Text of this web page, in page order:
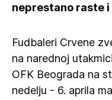
neprestano raste
Fudbaleri Crvene
na narednoj
OFK Beograda na
nedelju - 6. aprila